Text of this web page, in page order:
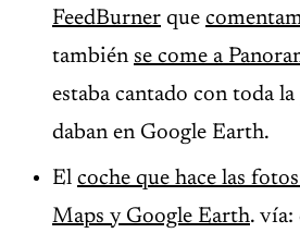
FeedBurner que
también se come a
estaba cantado con toda
daban en Google Earth.
El coche que hace las
Maps y Google Earth. vía: